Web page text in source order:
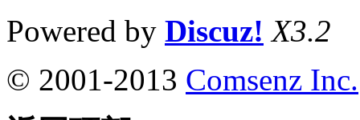
Powered by Discuz! X3.2
© 2001-2013 Comsenz Inc.